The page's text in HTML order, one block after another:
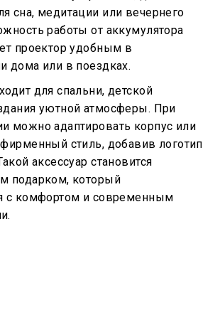
сна, медитации или вечернего
работы от аккумулятора
проектор удобным в
дома или в поездках.
для спальни, детской
уютной атмосферы. При
можно адаптировать корпус или
стиль, добавив логотип
аксессуар становится
подарком, который
с комфортом и современным